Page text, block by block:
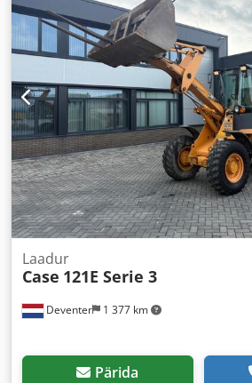
Deventer 1 377 km
Laadur
Case 121E Serie 3
Pärida